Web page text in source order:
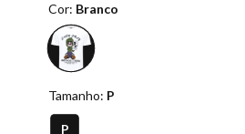
Cor: Branco
Tamanho: P
P